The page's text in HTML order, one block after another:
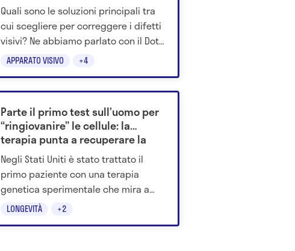
APPARATO VISIVO +4
Quali sono le soluzioni principali tra
cui scegliere per correggere i difetti
visivi? Ne abbiamo parlato con il Dott.
Silvio Zuccarini e IAPB in questo
LONGEVITÀ +2
Parte il primo test sull’uomo per
“ringiovanire” le cellule: la
terapia punta a recuperare la
vista persa
Negli Stati Uniti è stato trattato il
primo paziente con una terapia
genetica sperimentale che mira a
riportare le cellule dell’occhio a uno